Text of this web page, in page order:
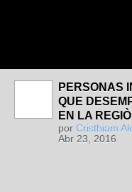
PERSONAS
QUE
EN LA
por Cristhiam
Abr 23, 2016